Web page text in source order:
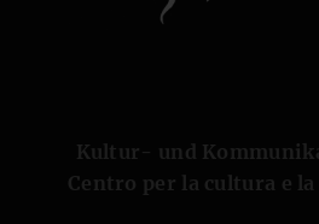
Kultur- und
Centro per la cultura e